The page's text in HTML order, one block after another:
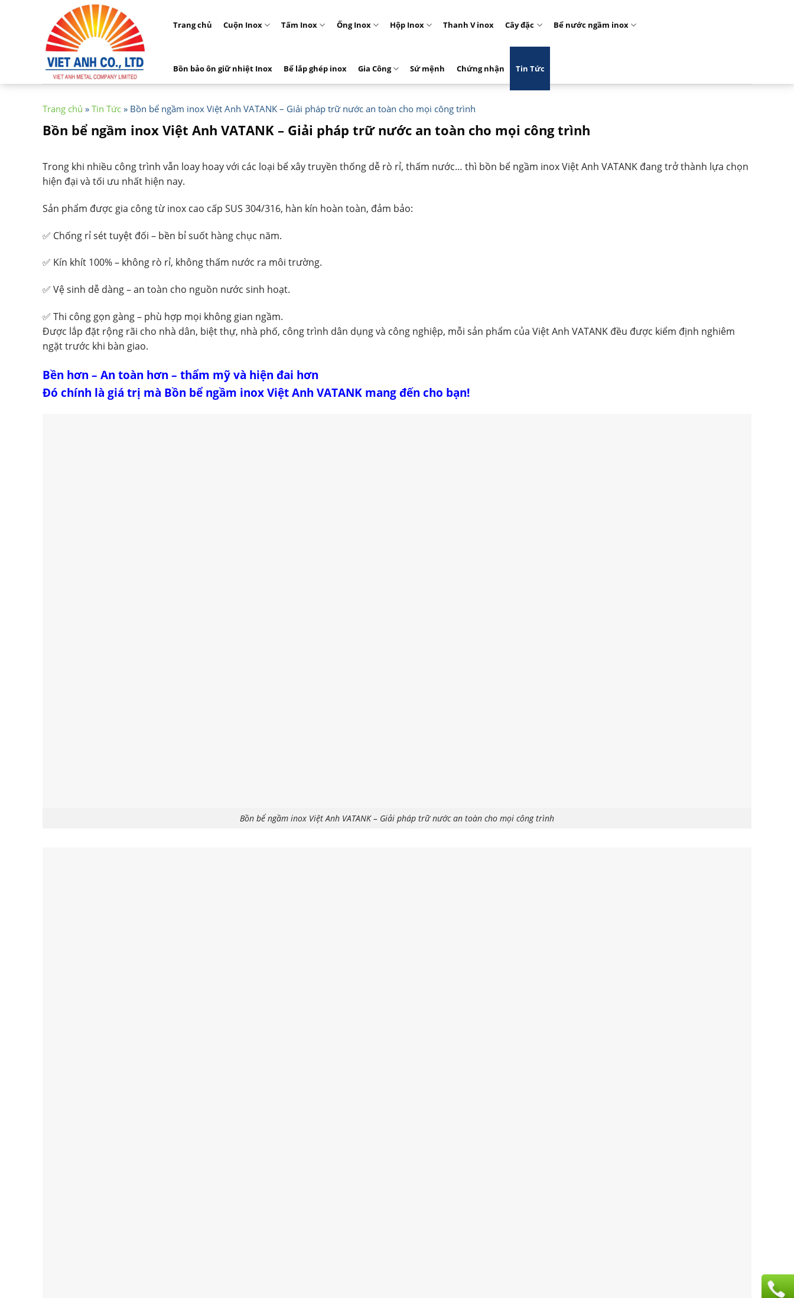
Trang chủ Cuộn Inox Tấm Inox Ống Inox Hộp Inox Thanh V inox Cây đặc Bể nước ngầm inox
Bồn bảo ôn giữ nhiệt Inox Bể lắp ghép inox Gia Công Sứ mệnh Chứng nhận Tin Tức
Trang chủ » Tin Tức » Bồn bể ngầm inox Việt Anh VATANK – Giải pháp trữ nước an toàn cho mọi công trình
Bồn bể ngầm inox Việt Anh VATANK – Giải pháp trữ nước an toàn cho mọi công trình
Trong khi nhiều công trình vẫn loay hoay với các loại bể xây truyền thống dễ rò rỉ, thấm nước… thì bồn bể ngầm inox Việt Anh VATANK đang trở thành lựa chọn
hiện đại và tối ưu nhất hiện nay.
Sản phẩm được gia công từ inox cao cấp SUS 304/316, hàn kín hoàn toàn, đảm bảo:
✅ Chống rỉ sét tuyệt đối – bền bỉ suốt hàng chục năm.
✅ Kín khít 100% – không rò rỉ, không thấm nước ra môi trường.
✅ Vệ sinh dễ dàng – an toàn cho nguồn nước sinh hoạt.
✅ Thi công gọn gàng – phù hợp mọi không gian ngầm.
Được lắp đặt rộng rãi cho nhà dân, biệt thự, nhà phố, công trình dân dụng và công nghiệp, mỗi sản phẩm của Việt Anh VATANK đều được kiểm định nghiêm
ngặt trước khi bàn giao.
Bền hơn – An toàn hơn – thẩm mỹ và hiện đai hơn
Đó chính là giá trị mà Bồn bể ngầm inox Việt Anh VATANK mang đến cho bạn!
Bồn bể ngầm inox Việt Anh VATANK – Giải pháp trữ nước an toàn cho mọi công trình